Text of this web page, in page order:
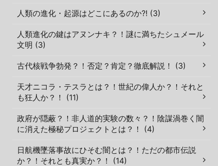
人類の進化・起源はどこにあるのか?! (3)
人類進化の鍵はアヌンナキ？！謎に満ちたシュメール
文明 (3)
古代核戦争勃発？！否定？肯定？徹底解説！ (3)
天才ニコラ・テスラとは？！世紀の偉人か？！それと
も狂人か？！ (11)
政府が隠蔽？！非人道的実験の数々？！陰謀渦巻く闇
に消えた極秘プロジェクトとは？！ (4)
日航機墜落事故にひそむ闇とは？！ただの都市伝説
か？！それとも真実か？！ (14)